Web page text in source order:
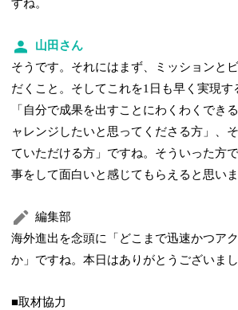
すね。
山田さん
そうです。それにはまず、ミッションと
だくこと。そしてこれを1日も早く実現す
「自分で成果を出すことにわくわくでき
ャレンジしたいと思ってくださる方」、
ていただける方」ですね。そういった方
事をして面白いと感じてもらえると思いま
編集部
海外進出を念頭に「どこまで迅速かつア
か」ですね。本日はありがとうございまし
■取材協力